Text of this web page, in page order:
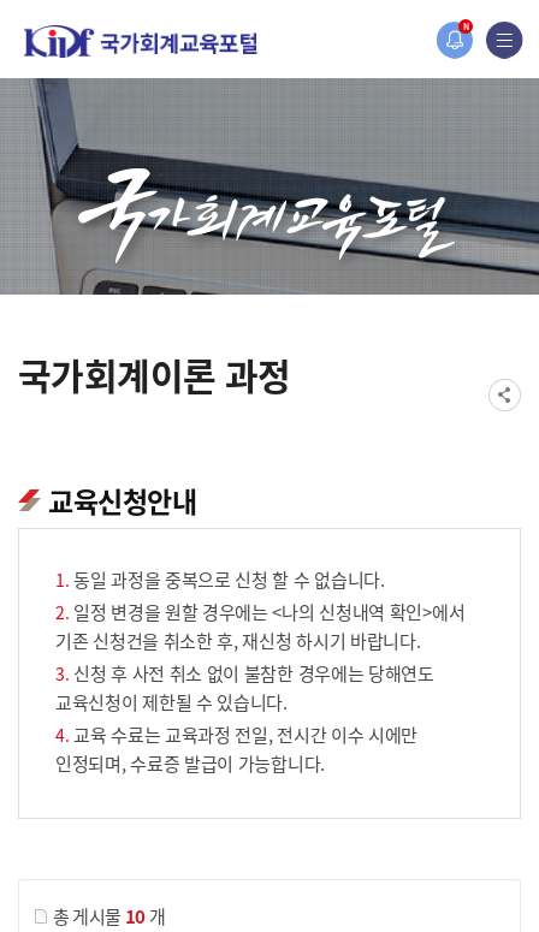
N
홈페이지가 새롭게 개편되었습니다.
한국조세재정연구원홈페이지가 새롭게 개설되었습니다.
국가회계이론 과정
교육신청안내
동일 과정을 중복으로 신청 할 수 없습니다.
일정 변경을 원할 경우에는 <나의 신청내역 확인>에서
기존 신청건을 취소한 후, 재신청 하시기 바랍니다.
신청 후 사전 취소 없이 불참한 경우에는 당해연도
교육신청이 제한될 수 있습니다.
교육 수료는 교육과정 전일, 전시간 이수 시에만
인정되며, 수료증 발급이 가능합니다.
총 게시물 10개